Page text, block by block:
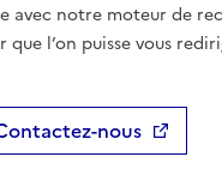
avec notre moteur de
que l’on puisse vous
nous